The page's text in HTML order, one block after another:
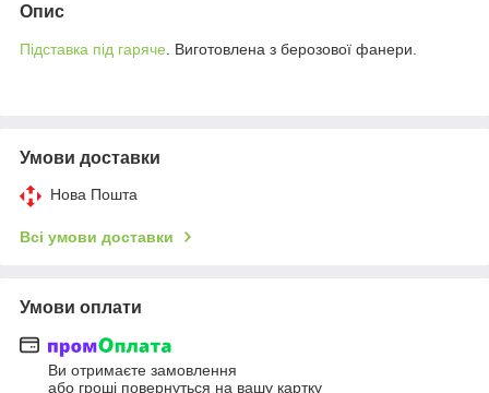
Опис
Підставка під гаряче . Виготовлена з берозової фанери.
Умови доставки
Нова Пошта
Всі умови доставки
Умови оплати
Ви отримаєте замовлення
або гроші повернуться на вашу картку